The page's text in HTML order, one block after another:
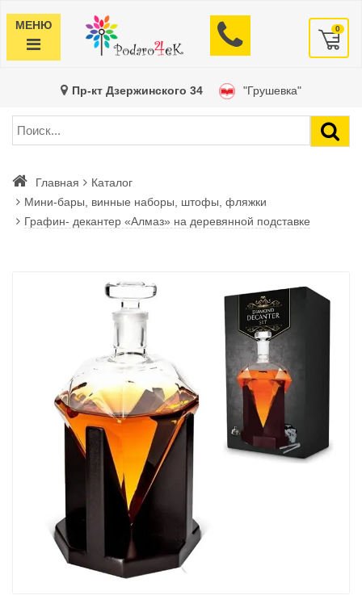
МЕНЮ 0
Пр-кт Дзержинского 34 "Грушевка"
Главная
Каталог
Мини-бары, винные наборы, штофы, фляжки
Графин- декантер «Алмаз» на деревянной подставке